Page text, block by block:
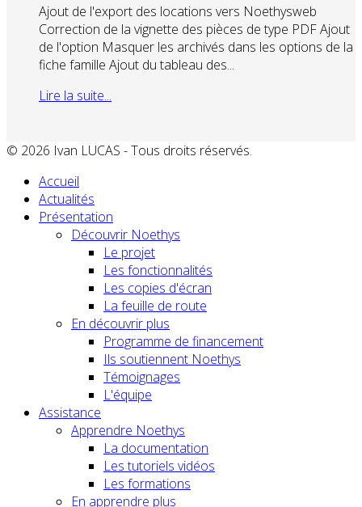
Ajout de l'export des locations vers Noethysweb
Correction de la vignette des pièces de type PDF Ajout
de l'option Masquer les archivés dans les options de la
fiche famille Ajout du tableau des...
Lire la suite...
© 2026 Ivan LUCAS - Tous droits réservés.
Accueil
Actualités
Présentation
Découvrir Noethys
Le projet
Les fonctionnalités
Les copies d'écran
La feuille de route
En découvrir plus
Programme de financement
Ils soutiennent Noethys
Témoignages
L'équipe
Assistance
Apprendre Noethys
La documentation
Les tutoriels vidéos
Les formations
En apprendre plus